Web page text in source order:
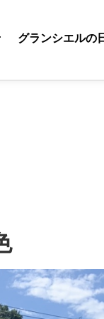
グランシエルの